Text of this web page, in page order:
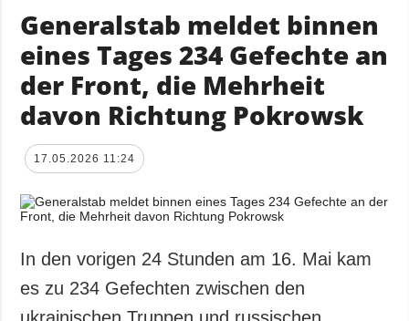
Generalstab meldet binnen
eines Tages 234 Gefechte an
der Front, die Mehrheit
davon Richtung Pokrowsk
17.05.2026 11:24
In den vorigen 24 Stunden am 16. Mai kam
es zu 234 Gefechten zwischen den
ukrainischen Truppen und russischen